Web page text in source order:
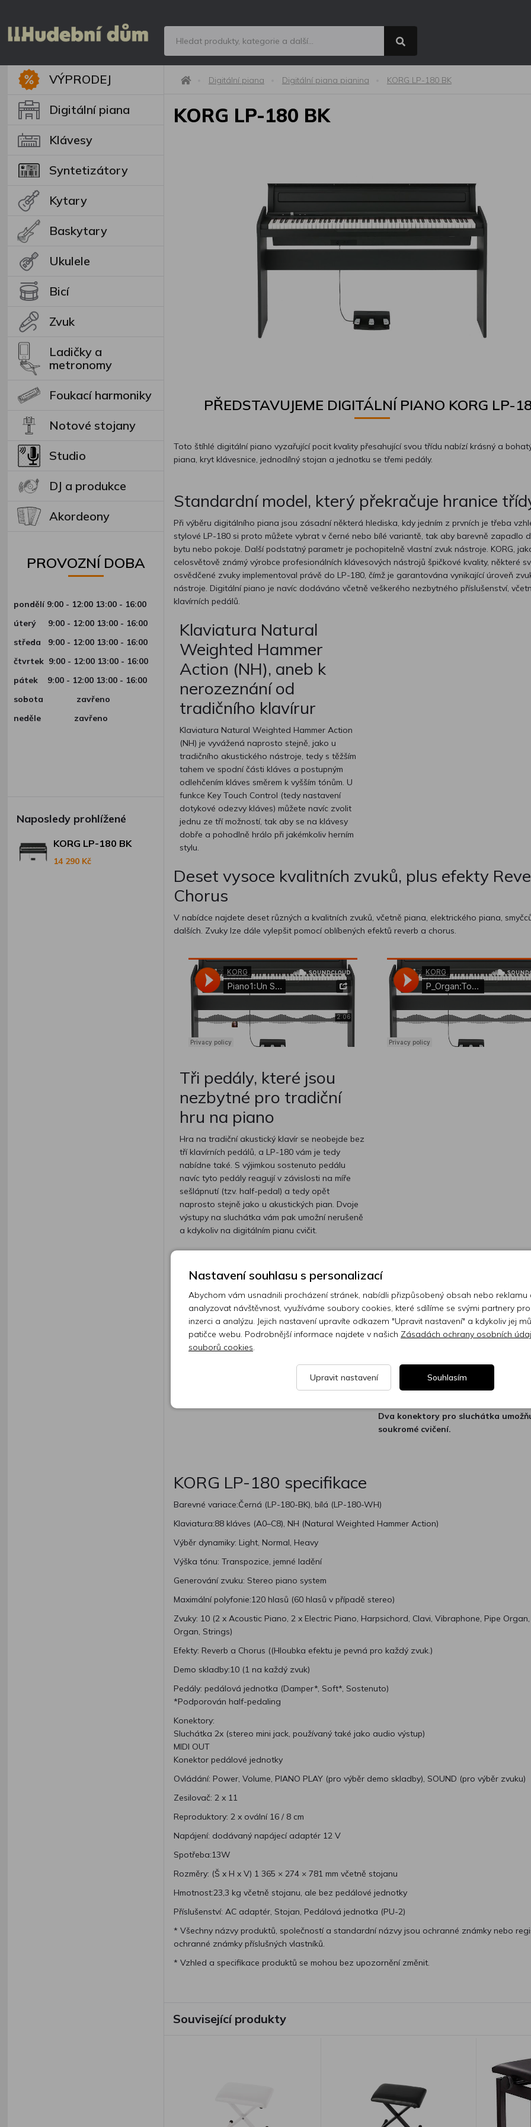
VÝPRODEJ
Digitální piana
Klávesy
Syntetizátory
Kytary
Baskytary
Ukulele
Bicí
Zvuk
Ladičky a
metronomy
Foukací harmoniky
Notové stojany
Studio
DJ a produkce
Akordeony
PROVOZNÍ DOBA
pondělí 9:00 - 12:00 13:00 - 16:00
úterý 9:00 - 12:00 13:00 - 16:00
středa 9:00 - 12:00 13:00 - 16:00
čtvrtek 9:00 - 12:00 13:00 - 16:00
pátek 9:00 - 12:00 13:00 - 16:00
sobota zavřeno
neděle zavřeno
Naposledy prohlížené
KORG LP-180 BK
14 290 Kč
Digitální piana Digitální piana pianina KORG LP-180 BK
KORG LP-180 BK
PŘEDSTAVUJEME DIGITÁLNÍ PIANO KORG LP-
Toto štíhlé digitální piano vyzařující pocit kvality přesahující svou třídu nabízí krásný a
piana, kryt klávesnice, jednodílný stojan a jednotku se třemi pedály.
Standardní model, který překračuje hranice
Při výběru digitálního piana jsou zásadní některá hlediska, kdy jedním z prvních je třeba
stylové LP-180 si proto můžete vybrat v černé nebo bílé variantě, tak aby barevně zapadlo
bytu nebo pokoje. Další podstatný parametr je pochopitelně vlastní zvuk nástroje. KORG,
celosvětově známý výrobce profesionálních klávesových nástrojů špičkové kvality, některé
osvědčené zvuky implementoval právě do LP-180, čímž je garantována vynikající úroveň
nástroje. Digitální piano je navíc dodáváno včetně veškerého nezbytného příslušenství,
klavírních pedálů.
Klaviatura Natural
Weighted Hammer
Action (NH), aneb k
nerozeznání od
tradičního klavírur
Klaviatura Natural Weighted Hammer Action
(NH) je vyvážená naprosto stejně, jako u
tradičního akustického nástroje, tedy s těžším
tahem ve spodní části kláves a postupným
odlehčením kláves směrem k vyšším tónům. U
funkce Key Touch Control (tedy nastavení
dotykové odezvy kláves) můžete navíc zvolit
jednu ze tří možností, tak aby se na klávesy
dobře a pohodlně hrálo při jakémkoliv herním
stylu.
Deset vysoce kvalitních zvuků, plus efekty
Chorus
V nabídce najdete deset různých a kvalitních zvuků, včetně piana, elektrického piana,
dalších. Zvuky lze dále vylepšit pomocí oblíbených efektů reverb a chorus.
Tři pedály, které jsou
nezbytné pro tradiční
hru na piano
Hra na tradiční akustický klavír se neobejde bez
tří klavírních pedálů, a LP-180 vám je tedy
nabídne také. S výjimkou sostenuto pedálu
navíc tyto pedály reagují v závislosti na míře
sešlápnutí (tzv. half-pedal) a tedy opět
naprosto stejně jako u akustických pian. Dvoje
výstupy na sluchátka vám pak umožní nerušeně
a kdykoliv na digitálním pianu cvičit.
centimetrů, takže není problém ho
umístit. Jako první z modelů KORG v
navíc nabízí kryt klaviatury, díky
když na něj zrovna nehrajete,
tvarovaný, je současně velmi stabilní.
Vybaveno krytem klávesnice – první
Dva konektory pro sluchátka
soukromé cvičení.
KORG LP-180 specifikace
Barevné variace:Černá (LP-180-BK), bílá (LP-180-WH)
Klaviatura:88 kláves (A0–C8), NH (Natural Weighted Hammer Action)
Výběr dynamiky: Light, Normal, Heavy
Výška tónu: Transpozice, jemné ladění
Generování zvuku: Stereo piano system
Maximální polyfonie:120 hlasů (60 hlasů v případě stereo)
Zvuky: 10 (2 x Acoustic Piano, 2 x Electric Piano, Harpsichord, Clavi, Vibraphone, Pipe
Organ, Strings)
Efekty: Reverb a Chorus ((Hloubka efektu je pevná pro každý zvuk.)
Demo skladby:10 (1 na každý zvuk)
Pedály: pedálová jednotka (Damper*, Soft*, Sostenuto)
*Podporován half-pedaling
Konektory:
Sluchátka 2x (stereo mini jack, používaný také jako audio výstup)
MIDI OUT
Konektor pedálové jednotky
Ovládání: Power, Volume, PIANO PLAY (pro výběr demo skladby), SOUND (pro výběr zvuku)
Zesilovač: 2 x 11
Reproduktory: 2 x ovální 16 / 8 cm
Napájení: dodávaný napájecí adaptér 12 V
Spotřeba:13W
Rozměry: (Š x H x V) 1 365 × 274 × 781 mm včetně stojanu
Hmotnost:23,3 kg včetně stojanu, ale bez pedálové jednotky
Příslušenství: AC adaptér, Stojan, Pedálová jednotka (PU-2)
* Všechny názvy produktů, společností a standardní názvy jsou ochranné známky nebo
ochranné známky příslušných vlastníků.
* Vzhled a specifikace produktů se mohou bez upozornění změnit.
Související produkty
Nastavení souhlasu s personalizací
Abychom vám usnadnili procházení stránek, nabídli přizpůsobený obsah nebo reklamu
analyzovat návštěvnost, využíváme soubory cookies, které sdílíme se svými partnery
inzerci a analýzu. Jejich nastavení upravíte odkazem "Upravit nastavení" a kdykoliv jej
patičce webu. Podrobnější informace najdete v našich Zásadách ochrany osobních
souborů cookies.
Upravit nastavení Souhlasím